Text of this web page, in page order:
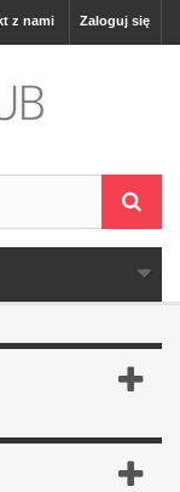
Zaloguj się
z nami